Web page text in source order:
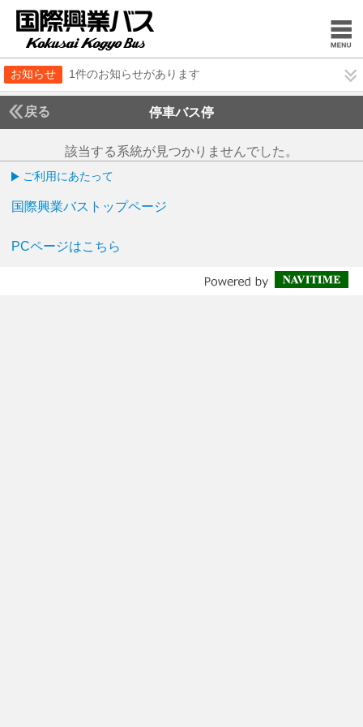
お知らせ 1件のお知らせがあります
戻る 停車バス停
該当する系統が見つかりませんでした。
ご利用にあたって
国際興業バストップページ
PCページはこちら